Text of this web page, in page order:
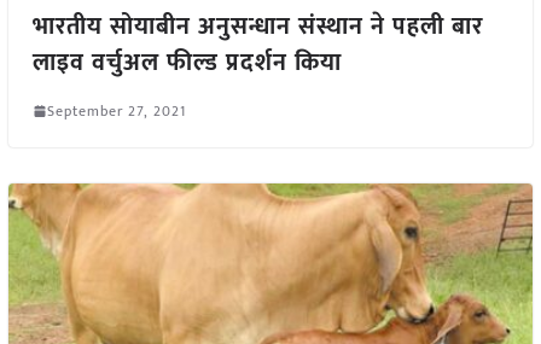
भारतीय सोयाबीन अनुसन्धान संस्थान ने पहली बार
लाइव वर्चुअल फील्ड प्रदर्शन किया
September 27, 2021